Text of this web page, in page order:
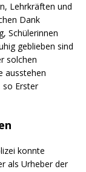
Lehrkräften und
Dank
Schülerinnen
geblieben sind
solchen
ausstehen
so Erster
konnte
als Urheber der